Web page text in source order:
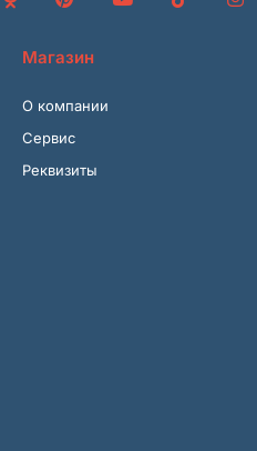
Магазин
О компании
Сервис
Реквизиты